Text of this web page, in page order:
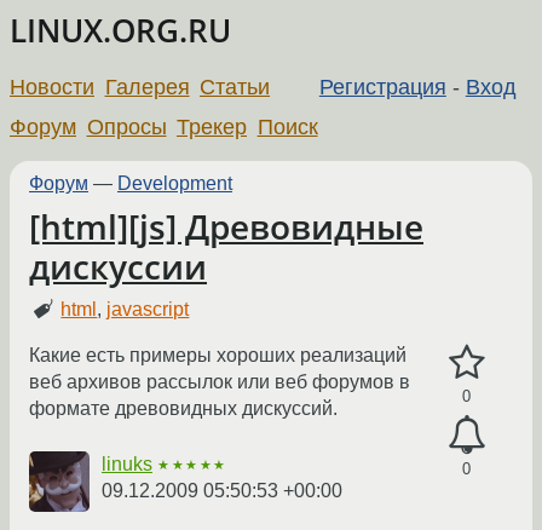
LINUX.ORG.RU
Регистрация - Вход
Новости Галерея Статьи
Форум Опросы Трекер Поиск
Форум — Development
[html][js] Древовидные
дискуссии
html , javascript
0
0
Какие есть примеры хороших реализаций
веб архивов рассылок или веб форумов в
формате древовидных дискуссий.
linuks ★★★★★
09.12.2009 05:50:53 +00:00